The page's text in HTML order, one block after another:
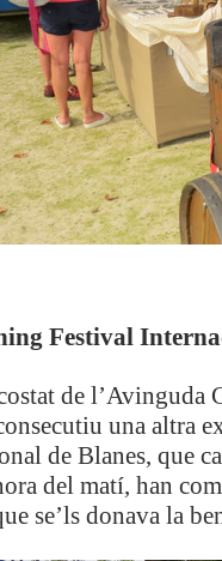
Festival
de l’Avinguda
una altra
de Blanes, que
del matí, han
se’ls donava la